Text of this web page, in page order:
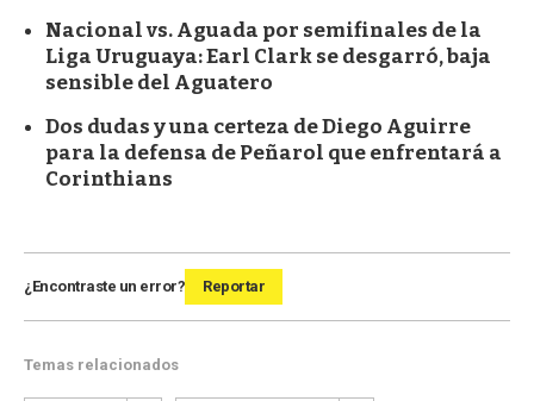
Nacional vs. Aguada por semifinales de la
Liga Uruguaya: Earl Clark se desgarró, baja
sensible del Aguatero
Dos dudas y una certeza de Diego Aguirre
para la defensa de Peñarol que enfrentará a
Corinthians
¿Encontraste un error? Reportar
Temas relacionados